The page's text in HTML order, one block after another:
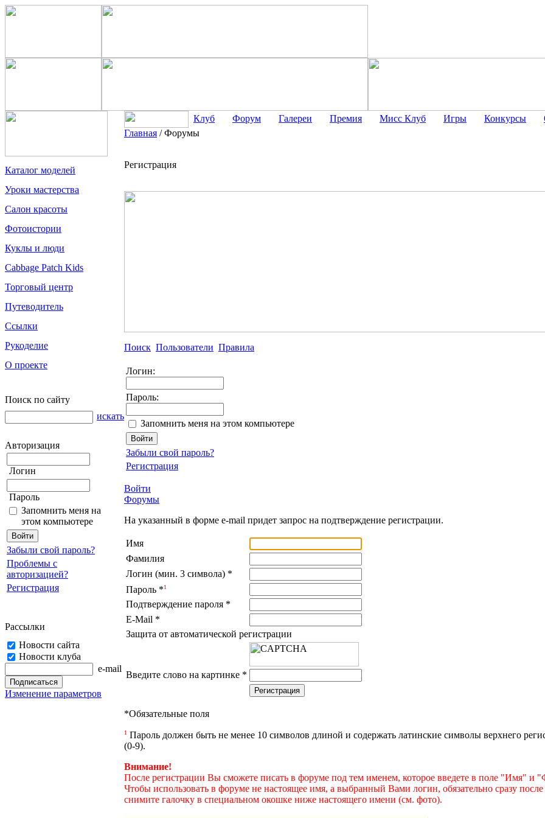
Каталог моделей
Уроки мастерства
Салон красоты
Фотоистории
Куклы и люди
Cabbage Patch Kids
Торговый центр
Путеводитель
Ссылки
Рукоделие
О проекте
Поиск по сайту
искать
Авторизация
Логин
Пароль
Запомнить меня на
этом компьютере
Забыли свой пароль?
Проблемы с
авторизацией?
Регистрация
Рассылки
Новости сайта
Новости клуба
e-mail
Изменение параметров
Клуб Форум Галереи Премия Мисс Клуб Игры Конкурсы
Главная /Форумы
Регистрация
Поиск Пользователи Правила
Логин:
Пароль:
Запомнить меня на этом компьютере
Забыли свой пароль?
Регистрация
Войти
Форумы
На указанный в форме e-mail придет запрос на подтверждение регистрации.
Имя
Фамилия
Логин (мин. 3 символа) *
Пароль *1
Подтверждение пароля *
E-Mail *
Защита от автоматической регистрации
Введите слово на картинке *
*Обязательные поля
1 Пароль должен быть не менее 10 символов длиной и содержать латинские символы верхнего
(0-9).
Внимание!
После регистрации Вы сможете писать в форуме под тем именем, которое введете в поле "Имя" и
Чтобы использовать в форуме не настоящее имя, а выбранный Вами логин, обязательно сразу
снимите галочку в специальном окошке ниже настоящего имени (см. фото).